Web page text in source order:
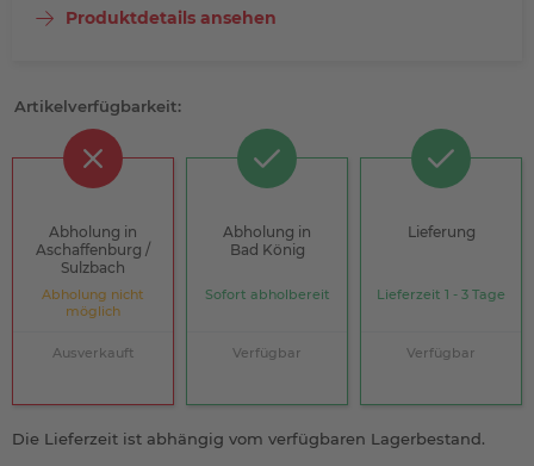
Produktdetails ansehen
Artikelverfügbarkeit:
Abholung in
Aschaffenburg /
Sulzbach
Abholung nicht
möglich
Ausverkauft
Abholung in
Bad König
Sofort abholbereit
Verfügbar
Lieferung
Lieferzeit 1 - 3 Tage
Verfügbar
Die Lieferzeit ist abhängig vom verfügbaren Lagerbestand.